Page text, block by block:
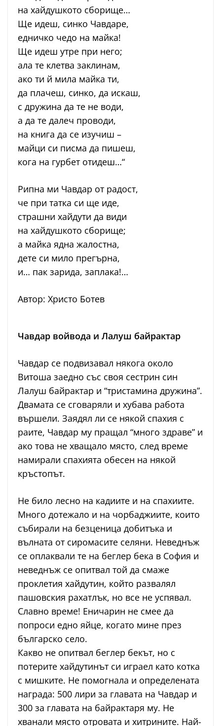
на хайдушкото сборище…
Ще идеш, синко Чавдаре,
едничко чедо на майка!
Ще идеш утре при него;
ала те клетва заклинам,
ако ти й мила майка ти,
да плачеш, синко, да искаш,
с дружина да те не води,
а да те далеч проводи,
на книга да се изучиш –
майци си писма да пишеш,
кога на гурбет отидеш…“
Рипна ми Чавдар от радост,
че при татка си ще иде,
страшни хайдути да види
на хайдушкото сборище;
а майка ядна жалостна,
дете си мило прегърна,
и… пак зарида, заплака!…
Автор: Христо Ботев
Чавдар войвода и Лалуш байрактар
Чавдар се подвизавал някога около
Витоша заедно със своя сестрин син
Лалуш байрактар и “тристамина дружина”.
Двамата се сговаряли и хубава работа
вършели. Заядял ли се някой спахия с
раите, Чавдар му пращал “много здраве” и
ако това не хващало място, след време
намирали спахията обесен на някой
кръстопът.
Не било лесно на кадиите и на спахиите.
Много дотежало и на чорбаджиите, които
събирали на безценица добитъка и
вълната от сиромасите селяни. Неведнъж
се оплаквали те на беглер бека в София и
неведнъж се опитвал той да смаже
проклетия хайдутин, който развалял
пашовския рахатлък, но все не успявал.
Славно време! Еничарин не смее да
попроси едно яйце, когато мине през
българско село.
Какво не опитвал беглер бекът, но с
потерите хайдутинът си играел като котка
с мишките. Не помогнала и определената
награда: 500 лири за главата на Чавдар и
300 за главата на байрактаря му. Не
хванали място отровата и хитрините. Най-